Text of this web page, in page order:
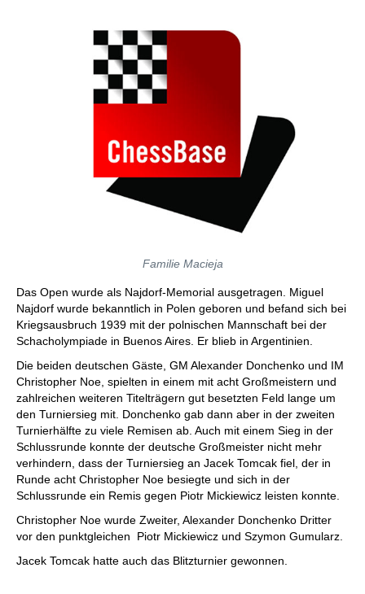
Familie Macieja
Das Open wurde als Najdorf-Memorial ausgetragen. Miguel
Najdorf wurde bekanntlich in Polen geboren und befand sich bei
Kriegsausbruch 1939 mit der polnischen Mannschaft bei der
Schacholympiade in Buenos Aires. Er blieb in Argentinien.
Die beiden deutschen Gäste, GM Alexander Donchenko und IM
Christopher Noe, spielten in einem mit acht Großmeistern und
zahlreichen weiteren Titelträgern gut besetzten Feld lange um
den Turniersieg mit. Donchenko gab dann aber in der zweiten
Turnierhälfte zu viele Remisen ab. Auch mit einem Sieg in der
Schlussrunde konnte der deutsche Großmeister nicht mehr
verhindern, dass der Turniersieg an Jacek Tomcak fiel, der in
Runde acht Christopher Noe besiegte und sich in der
Schlussrunde ein Remis gegen Piotr Mickiewicz leisten konnte.
Christopher Noe wurde Zweiter, Alexander Donchenko Dritter
vor den punktgleichen Piotr Mickiewicz und Szymon Gumularz.
Jacek Tomcak hatte auch das Blitzturnier gewonnen.